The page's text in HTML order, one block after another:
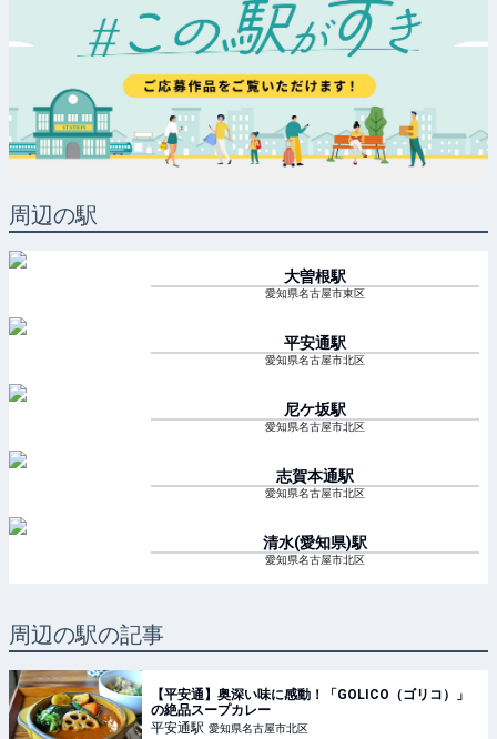
周辺の駅
大曽根駅
愛知県名古屋市東区
平安通駅
愛知県名古屋市北区
尼ケ坂駅
愛知県名古屋市北区
志賀本通駅
愛知県名古屋市北区
清水(愛知県)駅
愛知県名古屋市北区
周辺の駅の記事
【平安通】奥深い味に感動！「GOLICO（ゴリコ）」
の絶品スープカレー
平安通駅 愛知県名古屋市北区